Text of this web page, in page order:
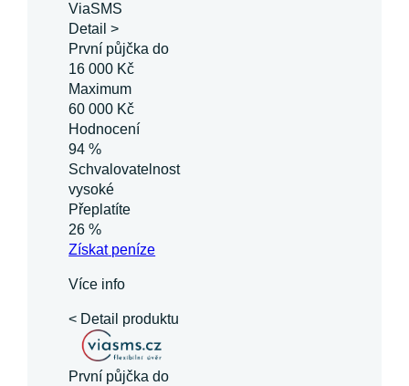
ViaSMS
Detail >
První půjčka do
16 000 Kč
Maximum
60 000 Kč
Hodnocení
94 %
Schvalovatelnost
vysoké
Přeplatíte
26 %
Získatpeníze
Více info
< Detail produktu
První půjčka do